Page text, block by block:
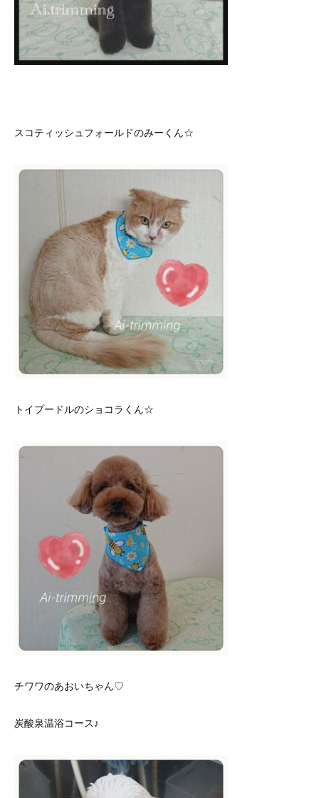
スコティッシュフォールドのみーくん☆
トイプードルのショコラくん☆
チワワのあおいちゃん♡
炭酸泉温浴コース♪